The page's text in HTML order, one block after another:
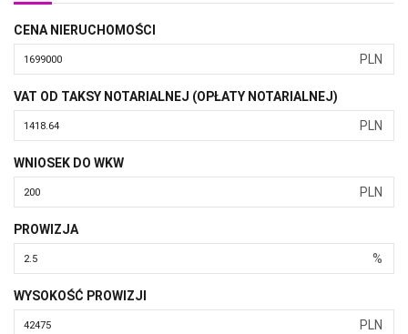
CENA NIERUCHOMOŚCI
PLN
VAT OD TAKSY NOTARIALNEJ (OPŁATY NOTARIALNEJ)
PLN
WNIOSEK DO WKW
PLN
PROWIZJA
%
WYSOKOŚĆ PROWIZJI
PLN